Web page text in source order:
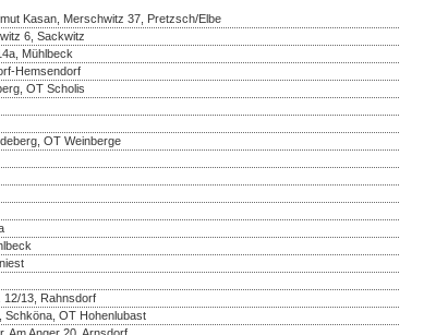
Kasan, Merschwitz 37, Pretzsch/Elbe
6, Sackwitz
Mühlbeck
Hemsendorf
OT Scholis
OT Weinberge
12/13, Rahnsdorf
Schköna, OT Hohenlubast
Am Anger 20, Arnsdorf